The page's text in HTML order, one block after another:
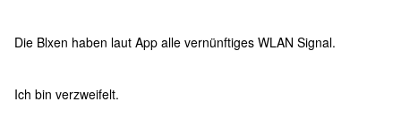
Die Blxen haben laut App alle vernünftiges WLAN Signal.
Ich bin verzweifelt.